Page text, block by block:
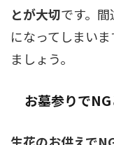
とが大切です。
になってしまい
ましょう。
お墓参りで
生花のお供えで